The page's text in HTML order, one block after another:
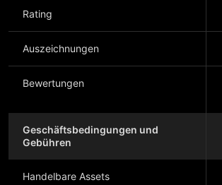
Rating
Auszeichnungen
Bewertungen
Geschäftsbedingungen und
Gebühren
Handelbare Assets